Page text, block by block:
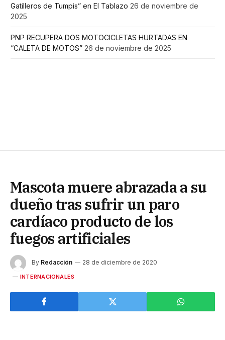
Gatilleros de Tumpis” en El Tablazo 26 de noviembre de
2025
PNP RECUPERA DOS MOTOCICLETAS HURTADAS EN
“CALETA DE MOTOS” 26 de noviembre de 2025
Mascota muere abrazada a su
dueño tras sufrir un paro
cardíaco producto de los
fuegos artificiales
By Redacción 28 de diciembre de 2020
INTERNACIONALES